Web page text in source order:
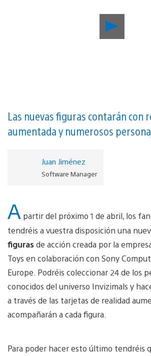
las
Las nuevas figuras contarán con
aumentada y numerosos
Juan Jiménez
Software Manager
A partir del próximo 1 de abril, los
tendréis a vuestra disposición una
figurasde acción creada por la
Toys en colaboración con Sony
Europe. Podréis coleccionar 24 de los
conocidos del universo Invizimals y
a través de las tarjetas de realidad
acompañarán a cada figura.
Para poder hacer esto último tendréis